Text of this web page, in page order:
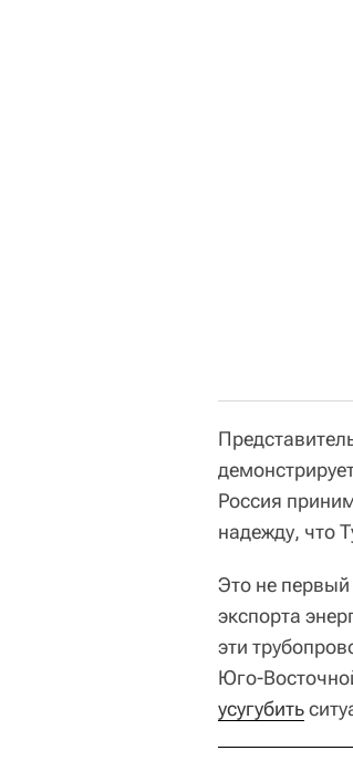
Россия
надежду, что
Это не первый
экспорта
эти
Юго-
усугубить